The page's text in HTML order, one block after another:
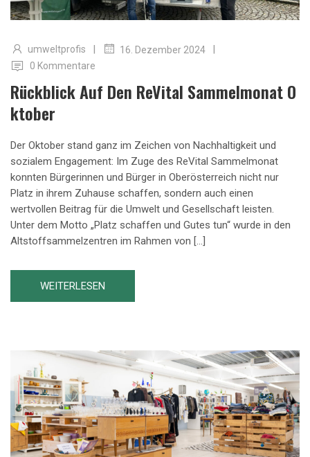
umweltprofis 16. Dezember 2024
0 Kommentare
Rückblick Auf Den ReVital Sammelmonat O
Ktober
Der Oktober stand ganz im Zeichen von Nachhaltigkeit und
sozialem Engagement: Im Zuge des ReVital Sammelmonat
konnten Bürgerinnen und Bürger in Oberösterreich nicht nur
Platz in ihrem Zuhause schaffen, sondern auch einen
wertvollen Beitrag für die Umwelt und Gesellschaft leisten.
Unter dem Motto „Platz schaffen und Gutes tun“ wurde in den
Altstoffsammelzentren im Rahmen von […]
WEITERLESEN